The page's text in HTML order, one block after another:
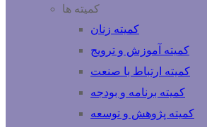
کمیته ها
کمیته زنان
کمیته آموزش و ترویج
کمیته ارتباط با صنعت
کمیته برنامه و بودجه
کمیته پژوهش و توسعه